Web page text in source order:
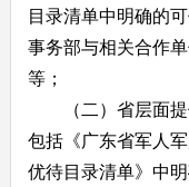
目录清单中明确的
事务部与相关合作
等；
（二）省层面提
包括《广东省军人
优待目录清单》中